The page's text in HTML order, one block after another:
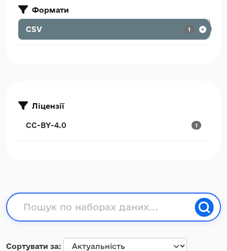
Формати
CSV 1
Ліцензії
CC-BY-4.0 1
Сортувати за